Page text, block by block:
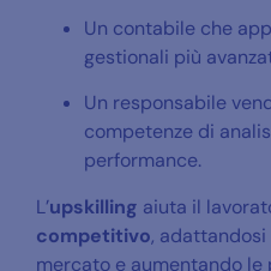
Un contabile che
gestionali più
Un responsabile
competenze di
performance.
L’upskilling aiuta il
competitivo, adattandosi
mercato e aumentando